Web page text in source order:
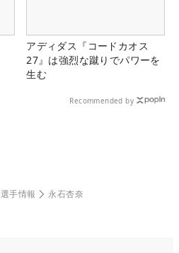
アディダス『コードカオス
27』は強烈な蹴りでパワーを
生む
Recommended by
選手情報 永石杏奈